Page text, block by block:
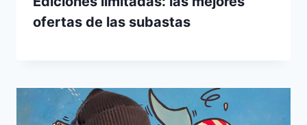
ofertas de las subastas